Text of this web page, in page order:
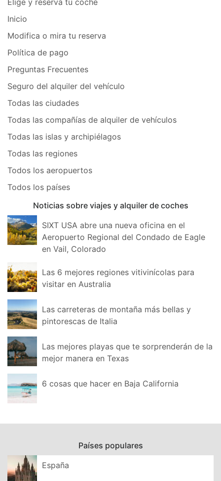
Inicio
Modifica o mira tu reserva
Política de pago
Preguntas Frecuentes
Seguro del alquiler del vehículo
Todas las ciudades
Todas las compañías de alquiler de vehículos
Todas las islas y archipiélagos
Todas las regiones
Todos los aeropuertos
Todos los países
Noticias sobre viajes y alquiler de coches
SIXT USA abre una nueva oficina en el
Aeropuerto Regional del Condado de Eagle
en Vail, Colorado
Las 6 mejores regiones vitivinícolas para
visitar en Australia
Las carreteras de montaña más bellas y
pintorescas de Italia
Las mejores playas que te sorprenderán de la
mejor manera en Texas
6 cosas que hacer en Baja California
Países populares
España